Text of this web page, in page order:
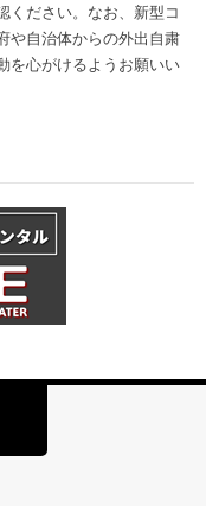
ください。なお、新型コ
や自治体からの外出自粛
を心がけるようお願いい